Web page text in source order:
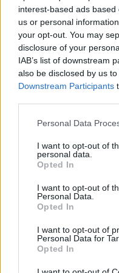
interest-based ads
us or personal
your opt-out. You may
disclosure of your
IAB’s list of downstream
also be disclosed by us
Downstream Participants
Personal Data
I want to opt-out of
personal data.
Opted In
I want to opt-out of
Personal Data.
Opted In
I want to opt-out of
Personal Data for
Opted In
Společnost běžícího
1.12.1999 | Jakub Kašpar
"Eseje o nedávné minulosti
brožurka, kterou před
vydavatelství Fedora Gála G
příspěvcích několika,
(Bělohradský, Gogola,
společnost na přelomu 20.
světlých zítřků naší globální
skutečným odrazem doby,
přehlednosti a
černobílou perspektivou
světa v čase našeho života
této knížečky.
Dobrodružné hry
1.11.1999 | Lucie Domonkošová
netradičně, bude se vám